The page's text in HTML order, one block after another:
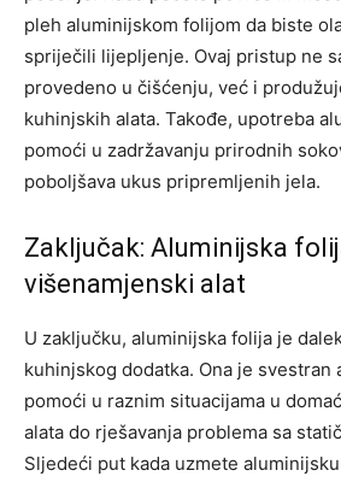
pleh aluminijskom folijom da biste
spriječili lijepljenje. Ovaj pristup ne
provedeno u čišćenju, već i
kuhinjskih alata. Takođe, upotreba
pomoći u zadržavanju prirodnih
poboljšava ukus pripremljenih jela.
Zaključak: Aluminijska
višenamjenski alat
U zaključku, aluminijska folija je
kuhinjskog dodatka. Ona je svestran
pomoći u raznim situacijama u
alata do rješavanja problema sa
Sljedeći put kada uzmete